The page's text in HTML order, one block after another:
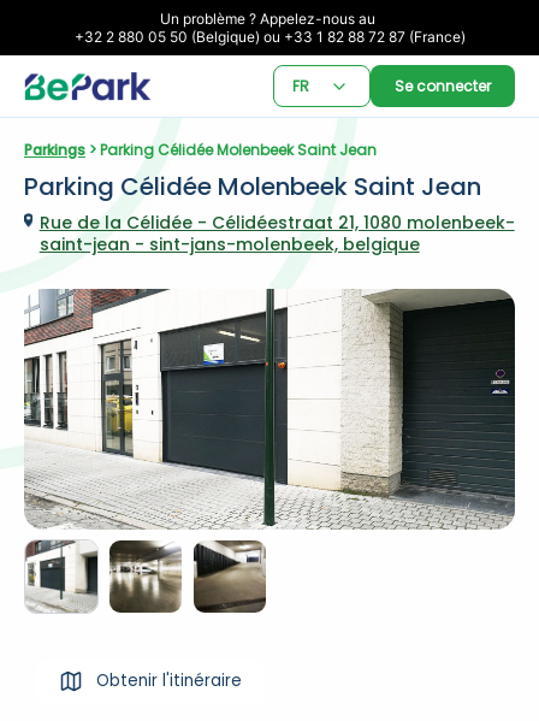
Un problème ? Appelez-nous au
+32 2 880 05 50 (Belgique) ou +33 1 82 88 72 87 (France)
FR Se connecter
Parkings > Parking Célidée Molenbeek Saint Jean
Parking Célidée Molenbeek Saint Jean
Rue de la Célidée - Célidéestraat 21, 1080 molenbeek-
saint-jean - sint-jans-molenbeek, belgique
Obtenir l'itinéraire